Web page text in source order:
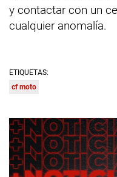
y contactar con un
cualquier anomalía.
ETIQUETAS:
cf moto